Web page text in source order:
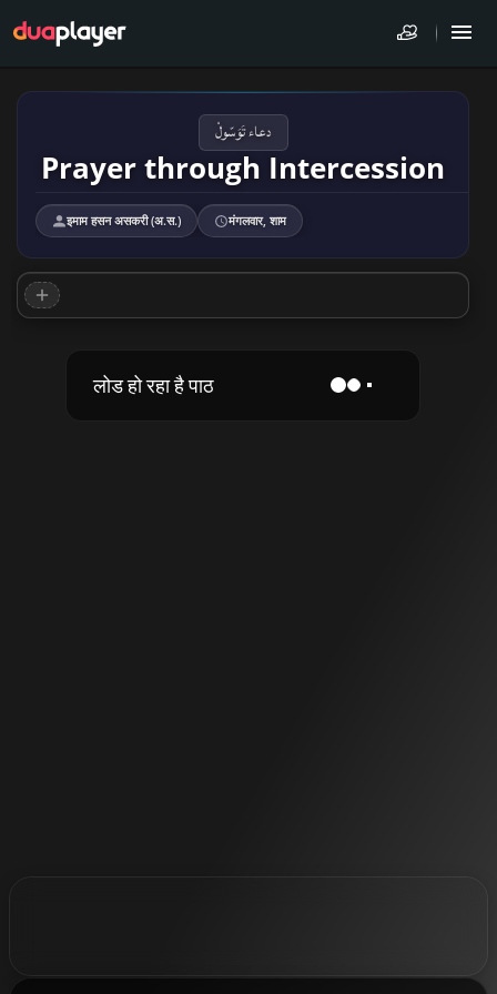
دعاء تَوَسّولْ
Prayer through Intercession
इमाम हसन असकरी (अ.स.) मंगलवार, शाम
लोड हो रहा है पाठ